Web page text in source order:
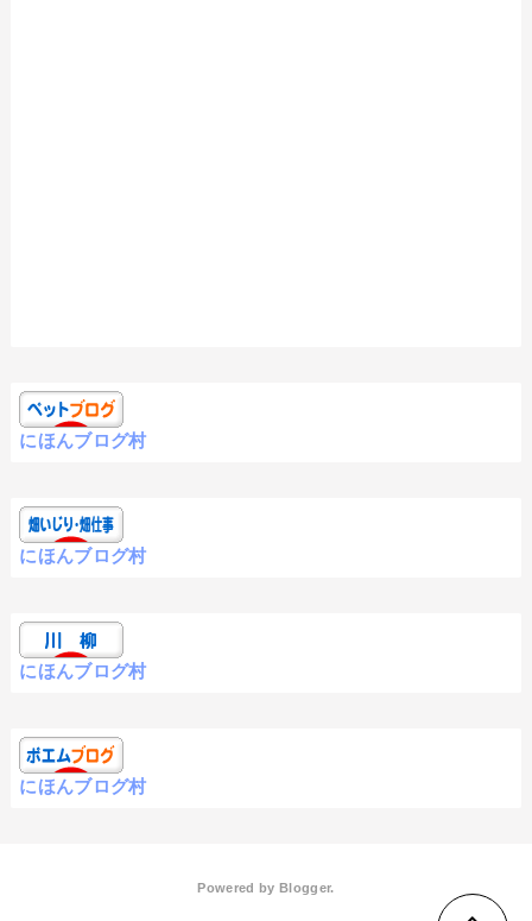
にほんブログ村
にほんブログ村
にほんブログ村
にほんブログ村
Powered by Blogger.